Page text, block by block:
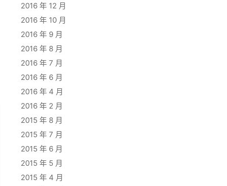
2016 年 12 月
2016 年 10 月
2016 年 9 月
2016 年 8 月
2016 年 7 月
2016 年 6 月
2016 年 4 月
2016 年 2 月
2015 年 8 月
2015 年 7 月
2015 年 6 月
2015 年 5 月
2015 年 4 月